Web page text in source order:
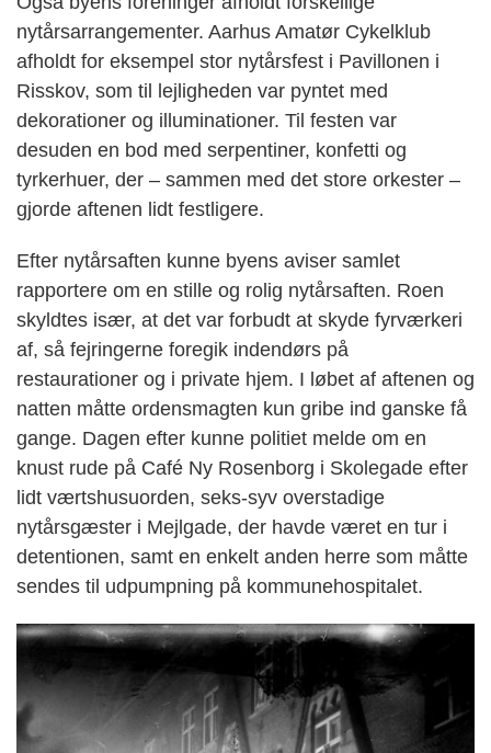
nytårsarrangementer. Aarhus Amatør Cykelklub
afholdt for eksempel stor nytårsfest i Pavillonen i
Risskov, som til lejligheden var pyntet med
dekorationer og illuminationer. Til festen var
desuden en bod med serpentiner, konfetti og
tyrkerhuer, der – sammen med det store orkester –
gjorde aftenen lidt festligere.
Efter nytårsaften kunne byens aviser samlet
rapportere om en stille og rolig nytårsaften. Roen
skyldtes især, at det var forbudt at skyde fyrværkeri
af, så fejringerne foregik indendørs på
restaurationer og i private hjem. I løbet af aftenen og
natten måtte ordensmagten kun gribe ind ganske få
gange. Dagen efter kunne politiet melde om en
knust rude på Café Ny Rosenborg i Skolegade efter
lidt værtshusuorden, seks-syv overstadige
nytårsgæster i Mejlgade, der havde været en tur i
detentionen, samt en enkelt anden herre som måtte
sendes til udpumpning på kommunehospitalet.